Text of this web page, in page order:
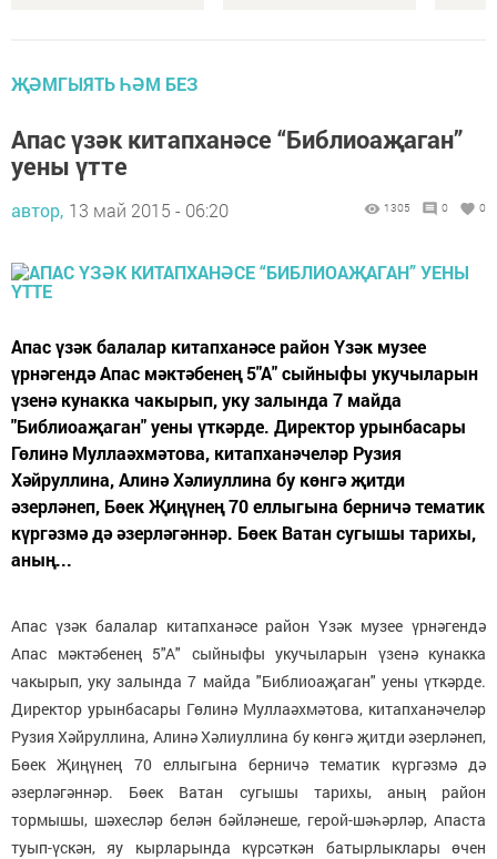
ҖӘМГЫЯТЬ ҺӘМ БЕЗ
Апас үзәк китапханәсе “Библиоаҗаган”
уены үтте
автор, 13 май 2015 - 06:20 1305 0 0
Апас үзәк балалар китапханәсе район Үзәк музее
үрнәгендә Апас мәктәбенең 5"А" сыйныфы укучыларын
үзенә кунакка чакырып, уку залында 7 майда
"Библиоаҗаган" уены үткәрде. Директор урынбасары
Гөлинә Муллаәхмәтова, китапханәчеләр Рузия
Хәйруллина, Алинә Хәлиуллина бу көнгә җитди
әзерләнеп, Бөек Җиңүнең 70 еллыгына берничә тематик
күргәзмә дә әзерләгәннәр. Бөек Ватан сугышы тарихы,
аның...
Апас үзәк балалар китапханәсе район Үзәк музее үрнәгендә
Апас мәктәбенең 5"А" сыйныфы укучыларын үзенә кунакка
чакырып, уку залында 7 майда "Библиоаҗаган" уены үткәрде.
Директор урынбасары Гөлинә Муллаәхмәтова, китапханәчеләр
Рузия Хәйруллина, Алинә Хәлиуллина бу көнгә җитди әзерләнеп,
Бөек Җиңүнең 70 еллыгына берничә тематик күргәзмә дә
әзерләгәннәр. Бөек Ватан сугышы тарихы, аның район
тормышы, шәхесләр белән бәйләнеше, герой-шәһәрләр, Апаста
туып-үскән, яу кырларында күрсәткән батырлыклары өчен